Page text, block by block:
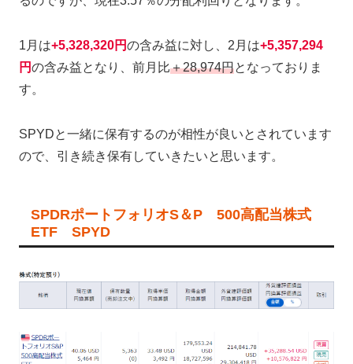
1月は+5,328,320円の含み益に対し、2月は+5,357,294
円の含み益となり、前月比＋28,974円となっておりま
す。
SPYDと一緒に保有するのが相性が良いとされています
ので、引き続き保有していきたいと思います。
SPDRポートフォリオS＆P 500高配当株式
ETF SPYD